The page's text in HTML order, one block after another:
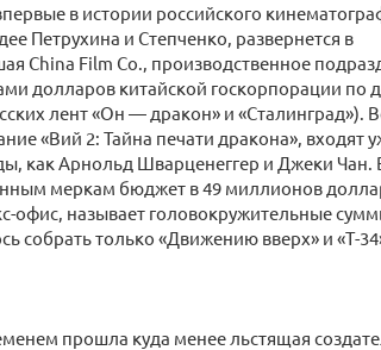
в истории российского
Петрухина и Степченко, развернется в
China Film Co., производственное
долларов китайской госкорпорации по
лент «Он — дракон» и «Сталинград»).
«Вий 2: Тайна печати дракона», входят
как Арнольд Шварценеггер и Джеки Чан.
меркам бюджет в 49 миллионов
офис, называет головокружительные
собрать только «Движению вверх» и «Т-
прошла куда менее льстящая